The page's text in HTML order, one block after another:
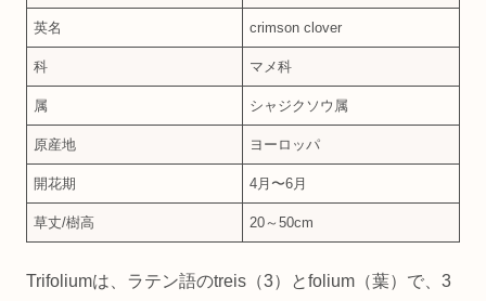
英名 crimson clover
科 マメ科
属 シャジクソウ属
原産地 ヨーロッパ
開花期 4月〜6月
草丈/樹高 20～50cm
Trifoliumは、ラテン語のtreis（3）とfolium（葉）で、3